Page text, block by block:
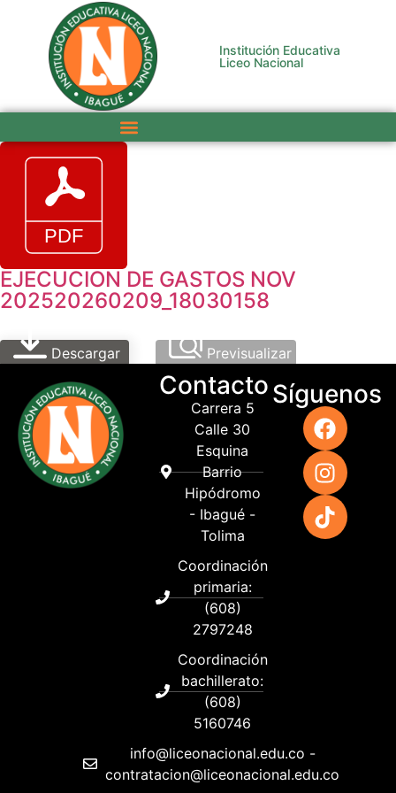
Institución Educativa
Liceo Nacional
EJECUCION DE GASTOS NOV
202520260209_18030158
Descargar Previsualizar
Contacto
Carrera 5
Calle 30
Esquina
Barrio
Hipódromo
- Ibagué -
Tolima
Coordinación
primaria:
(608)
2797248
Coordinación
bachillerato:
(608)
5160746
info@liceonacional.edu.co -
contratacion@liceonacional.edu.co
Síguenos